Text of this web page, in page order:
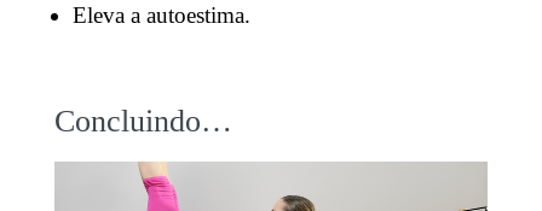
Eleva a autoestima.
Concluindo…